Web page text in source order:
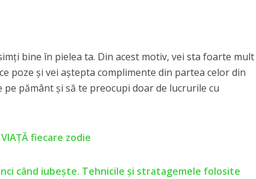
bine în pielea ta. Din acest motiv, vei sta foarte mult
poze și vei aștepta complimente din partea celor din
pământ și să te preocupi doar de lucrurile cu
fiecare zodie
când iubește. Tehnicile şi stratagemele folosite